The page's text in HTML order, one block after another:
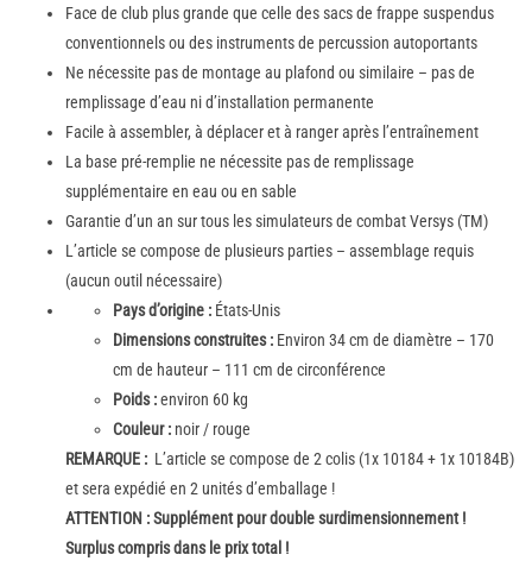
Face de club plus grande que celle des sacs de frappe suspendus
conventionnels ou des instruments de percussion autoportants
Ne nécessite pas de montage au plafond ou similaire – pas de
remplissage d’eau ni d’installation permanente
Facile à assembler, à déplacer et à ranger après l’entraînement
La base pré-remplie ne nécessite pas de remplissage
supplémentaire en eau ou en sable
Garantie d’un an sur tous les simulateurs de combat Versys (TM)
L’article se compose de plusieurs parties – assemblage requis
(aucun outil nécessaire)
Pays d’origine : États-Unis
Dimensions construites : Environ 34 cm de diamètre – 170
cm de hauteur – 111 cm de circonférence
Poids :environ 60 kg
Couleur : noir / rouge
REMARQUE : L’article se compose de 2 colis (1x 10184 + 1x 10184B)
et sera expédié en 2 unités d’emballage !
ATTENTION :Supplément pour double surdimensionnement !
Surplus compris dans le prix total !